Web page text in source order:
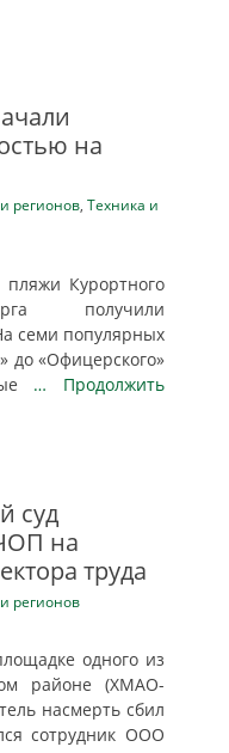
на
регионов, Техника и
пляжи Курортного
получили
семи популярных
до «Офицерского»
… Продолжить
суд
на
труда
регионов
одного из
районе (ХМАО-
насмерть сбил
сотрудник ООО